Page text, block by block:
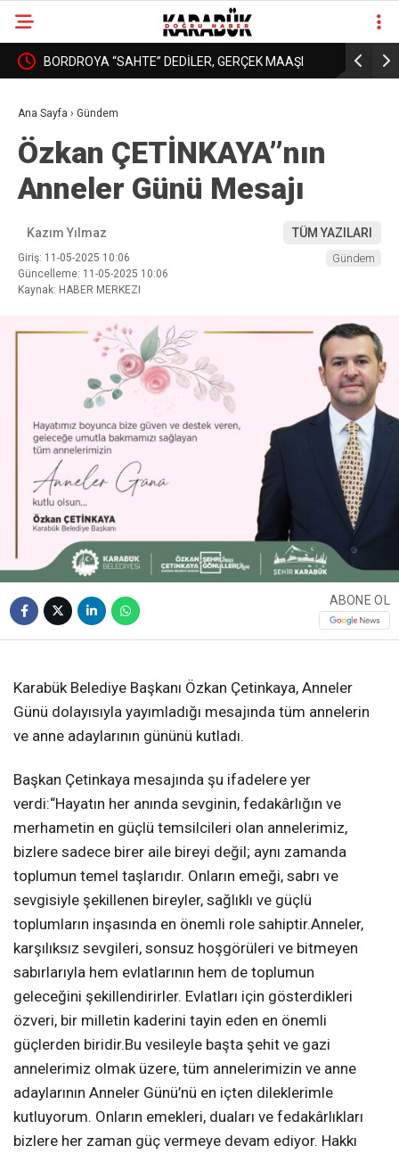
YURT BORDROYA “SAHTE” DEDİLER, GERÇEK MAAŞI
Ana Sayfa › Gündem
Özkan ÇETİNKAYA’’nın
Anneler Günü Mesajı
Kazım Yılmaz TÜM YAZILARI
Giriş: 11-05-2025 10:06
Güncelleme: 11-05-2025 10:06
Kaynak: HABER MERKEZI
Gündem
ABONE OL
Karabük Belediye Başkanı Özkan Çetinkaya, Anneler
Günü dolayısıyla yayımladığı mesajında tüm annelerin
ve anne adaylarının gününü kutladı.
Başkan Çetinkaya mesajında şu ifadelere yer
verdi:“Hayatın her anında sevginin, fedakârlığın ve
merhametin en güçlü temsilcileri olan annelerimiz,
bizlere sadece birer aile bireyi değil; aynı zamanda
toplumun temel taşlarıdır. Onların emeği, sabrı ve
sevgisiyle şekillenen bireyler, sağlıklı ve güçlü
toplumların inşasında en önemli role sahiptir.Anneler,
karşılıksız sevgileri, sonsuz hoşgörüleri ve bitmeyen
sabırlarıyla hem evlatlarının hem de toplumun
geleceğini şekillendirirler. Evlatları için gösterdikleri
özveri, bir milletin kaderini tayin eden en önemli
güçlerden biridir.Bu vesileyle başta şehit ve gazi
annelerimiz olmak üzere, tüm annelerimizin ve anne
adaylarının Anneler Günü’nü en içten dileklerimle
kutluyorum. Onların emekleri, duaları ve fedakârlıkları
bizlere her zaman güç vermeye devam ediyor. Hakkı